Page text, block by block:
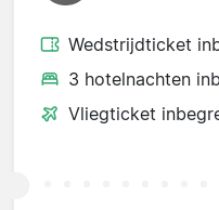
Wedstrijdticket
3 hotelnachten
Vliegticket